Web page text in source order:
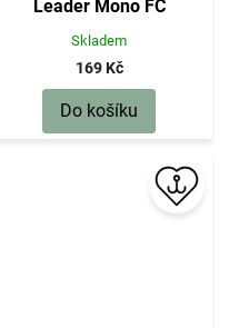
Leader Mono FC
50m|0,70mm, 34kg
Skladem
169 Kč
Do košíku